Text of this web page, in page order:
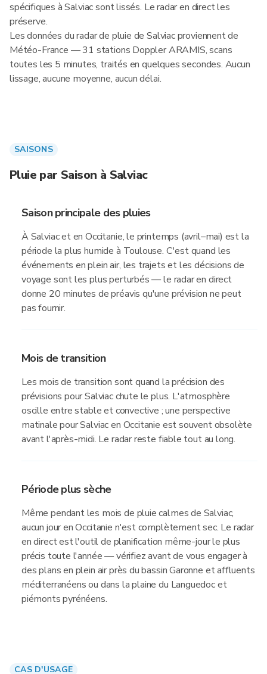
spécifiques à Salviac sont lissés. Le radar en direct les
préserve.
Les données du radar de pluie de Salviac proviennent de
Météo-France — 31 stations Doppler ARAMIS, scans
toutes les 5 minutes, traités en quelques secondes. Aucun
lissage, aucune moyenne, aucun délai.
SAISONS
Pluie par Saison à Salviac
Saison principale des pluies
À Salviac et en Occitanie, le printemps (avril–mai) est la
période la plus humide à Toulouse. C'est quand les
événements en plein air, les trajets et les décisions de
voyage sont les plus perturbés — le radar en direct
donne 20 minutes de préavis qu'une prévision ne peut
pas fournir.
Mois de transition
Les mois de transition sont quand la précision des
prévisions pour Salviac chute le plus. L'atmosphère
oscille entre stable et convective ; une perspective
matinale pour Salviac en Occitanie est souvent obsolète
avant l'après-midi. Le radar reste fiable tout au long.
Période plus sèche
Même pendant les mois de pluie calmes de Salviac,
aucun jour en Occitanie n'est complètement sec. Le radar
en direct est l'outil de planification même-jour le plus
précis toute l'année — vérifiez avant de vous engager à
des plans en plein air près du bassin Garonne et affluents
méditerranéens ou dans la plaine du Languedoc et
piémonts pyrénéens.
CAS D'USAGE